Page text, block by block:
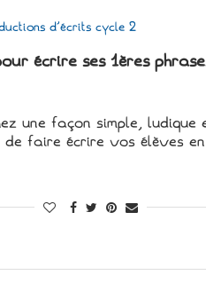
d'écrits cycle 2
écrire ses 1ères
une façon simple, ludique
de faire écrire vos élèves